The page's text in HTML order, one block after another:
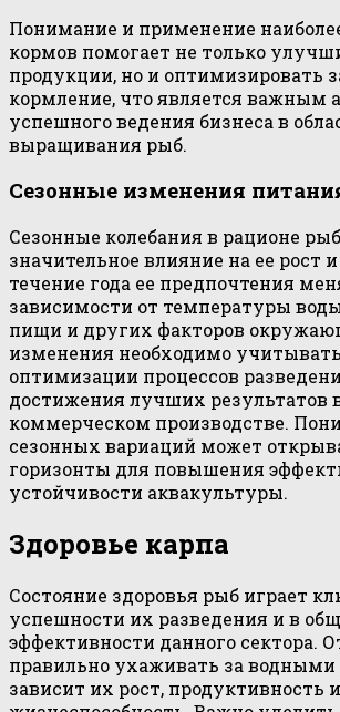
Понимание и применение
кормов помогает не только
продукции, но и оптимизировать
кормление, что является важным
успешного ведения бизнеса в
выращивания рыб.
Сезонные изменения
Сезонные колебания в рационе
значительное влияние на ее рост
течение года ее предпочтения
зависимости от температуры
пищи и других факторов
изменения необходимо
оптимизации процессов
достижения лучших результатов
коммерческом производстве.
сезонных вариаций может
горизонты для повышения
устойчивости аквакультуры.
Здоровье карпа
Состояние здоровья рыб играет
успешности их разведения и в
эффективности данного сектора.
правильно ухаживать за водными
зависит их рост, продуктивность и